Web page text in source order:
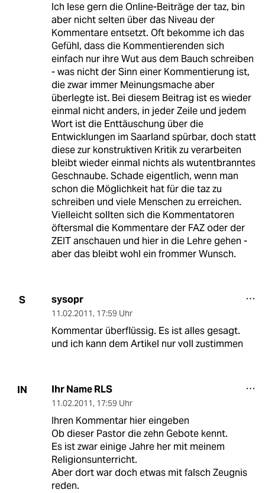
Ich lese gern die Online-Beiträge der taz, bin
aber nicht selten über das Niveau der
Kommentare entsetzt. Oft bekomme ich das
Gefühl, dass die Kommentierenden sich
einfach nur ihre Wut aus dem Bauch schreiben
- was nicht der Sinn einer Kommentierung ist,
die zwar immer Meinungsmache aber
überlegte ist. Bei diesem Beitrag ist es wieder
einmal nicht anders, in jeder Zeile und jedem
Wort ist die Enttäuschung über die
Entwicklungen im Saarland spürbar, doch statt
diese zur konstruktiven Kritik zu verarbeiten
bleibt wieder einmal nichts als wutentbranntes
Geschnaube. Schade eigentlich, wenn man
schon die Möglichkeit hat für die taz zu
schreiben und viele Menschen zu erreichen.
Vielleicht sollten sich die Kommentatoren
öftersmal die Kommentare der FAZ oder der
ZEIT anschauen und hier in die Lehre gehen -
aber das bleibt wohl ein frommer Wunsch.
S sysopr
11.02.2011, 17:59 Uhr
Kommentar überflüssig. Es ist alles gesagt.
und ich kann dem Artikel nur voll zustimmen
IN Ihr Name RLS
11.02.2011, 17:59 Uhr
Ihren Kommentar hier eingeben
Ob dieser Pastor die zehn Gebote kennt.
Es ist zwar einige Jahre her mit meinem
Religionsunterricht.
Aber dort war doch etwas mit falsch Zeugnis
reden.